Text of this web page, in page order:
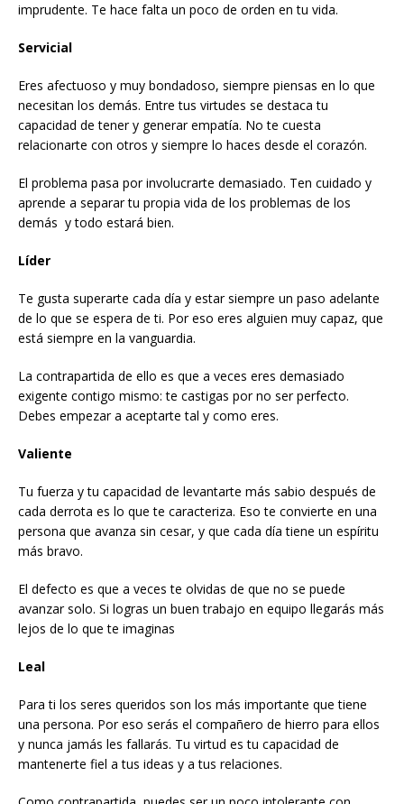
imprudente. Te hace falta un poco de orden en tu vida.
Servicial
Eres afectuoso y muy bondadoso, siempre piensas en lo que
necesitan los demás. Entre tus virtudes se destaca tu
capacidad de tener y generar empatía. No te cuesta
relacionarte con otros y siempre lo haces desde el corazón.
El problema pasa por involucrarte demasiado. Ten cuidado y
aprende a separar tu propia vida de los problemas de los
demás y todo estará bien.
Líder
Te gusta superarte cada día y estar siempre un paso adelante
de lo que se espera de ti. Por eso eres alguien muy capaz, que
está siempre en la vanguardia.
La contrapartida de ello es que a veces eres demasiado
exigente contigo mismo: te castigas por no ser perfecto.
Debes empezar a aceptarte tal y como eres.
Valiente
Tu fuerza y tu capacidad de levantarte más sabio después de
cada derrota es lo que te caracteriza. Eso te convierte en una
persona que avanza sin cesar, y que cada día tiene un espíritu
más bravo.
El defecto es que a veces te olvidas de que no se puede
avanzar solo. Si logras un buen trabajo en equipo llegarás más
lejos de lo que te imaginas
Leal
Para ti los seres queridos son los más importante que tiene
una persona. Por eso serás el compañero de hierro para ellos
y nunca jamás les fallarás. Tu virtud es tu capacidad de
mantenerte fiel a tus ideas y a tus relaciones.